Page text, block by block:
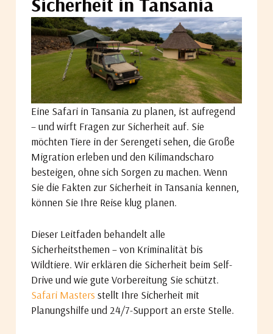
Eine Safari in Tansania zu planen, ist aufregend
– und wirft Fragen zur Sicherheit auf. Sie
möchten Tiere in der Serengeti sehen, die Große
Migration erleben und den Kilimandscharo
besteigen, ohne sich Sorgen zu machen. Wenn
Sie die Fakten zur Sicherheit in Tansania kennen,
können Sie Ihre Reise klug planen.
Dieser Leitfaden behandelt alle
Sicherheitsthemen – von Kriminalität bis
Wildtiere. Wir erklären die Sicherheit beim Self-
Drive und wie gute Vorbereitung Sie schützt.
Safari Masters stellt Ihre Sicherheit mit
Planungshilfe und 24/7-Support an erste Stelle.